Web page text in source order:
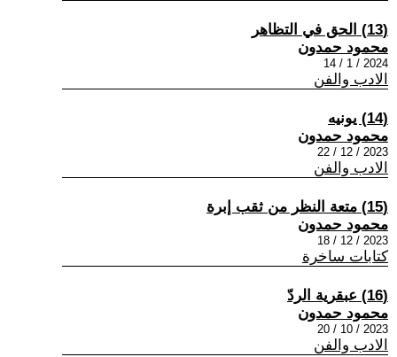
(13) الحق في التظاهر
محمود حمدون
2024 / 1 / 14
الادب والفن
(14) يونيه
محمود حمدون
2023 / 12 / 22
الادب والفن
(15) متعة النظر من ثقب إبرة
محمود حمدون
2023 / 12 / 18
كتابات ساخرة
(16) عبقرية الردّ
محمود حمدون
2023 / 10 / 20
الادب والفن